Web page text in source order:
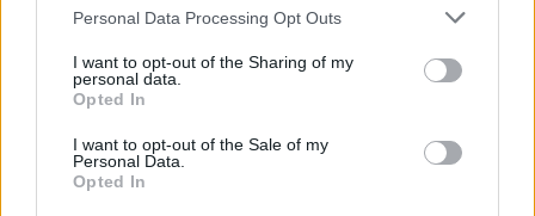
Personal Data Processing Opt Outs
I want to opt-out of the Sharing of my
personal data.
Opted In
I want to opt-out of the Sale of my
Personal Data.
Opted In
offende e non è volgare. Una frase di Alexander
la spada della legge, là giunge la frusta della satira”.